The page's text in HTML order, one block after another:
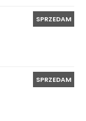
SPRZEDAM
SPRZEDAM